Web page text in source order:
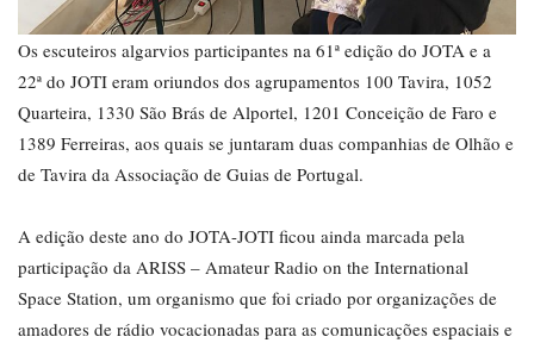
Os escuteiros algarvios participantes na 61ª edição do JOTA e a
22ª do JOTI eram oriundos dos agrupamentos 100 Tavira, 1052
Quarteira, 1330 São Brás de Alportel, 1201 Conceição de Faro e
1389 Ferreiras, aos quais se juntaram duas companhias de Olhão e
de Tavira da Associação de Guias de Portugal.
A edição deste ano do JOTA-JOTI ficou ainda marcada pela
participação da ARISS – Amateur Radio on the International
Space Station, um organismo que foi criado por organizações de
amadores de rádio vocacionadas para as comunicações espaciais e